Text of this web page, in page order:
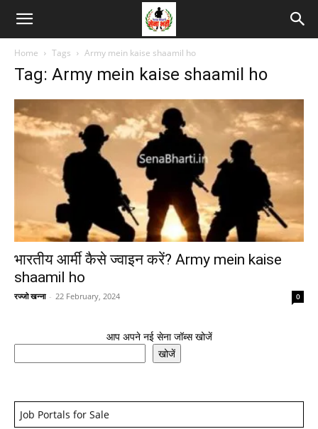
Home Tags Army mein kaise shaamil ho
Tag: Army mein kaise shaamil ho
भारतीय आर्मी कैसे ज्वाइन करें? Army mein kaise
shaamil ho
रज्जो खन्ना - 22 February, 2024 0
आप अपने नई सेना जॉब्स खोजें
खोजें
Job Portals for Sale